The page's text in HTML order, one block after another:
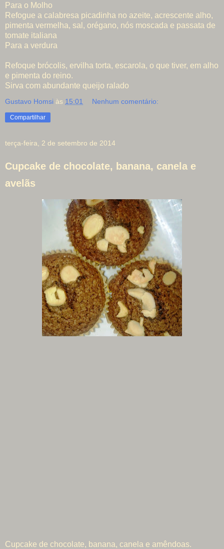
Para o Molho
Refogue a calabresa picadinha no azeite, acrescente alho,
pimenta vermelha, sal, orégano, nós moscada e passata de
tomate italiana
Para a verdura
Refoque brócolis, ervilha torta, escarola, o que tiver, em alho
e pimenta do reino.
Sirva com abundante queijo ralado
Gustavo Homsi às 15:01 Nenhum comentário:
Compartilhar
terça-feira, 2 de setembro de 2014
Cupcake de chocolate, banana, canela e
avelãs
Cupcake de chocolate, banana, canela e amêndoas.